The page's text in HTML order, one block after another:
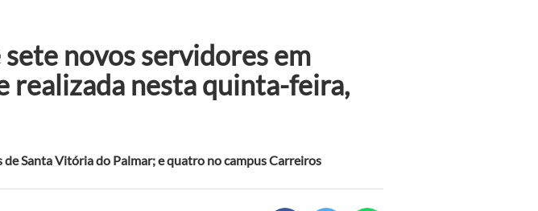
novos servidores em
realizada nesta quinta-feira,
Santa Vitória do Palmar; e quatro no campus Carreiros